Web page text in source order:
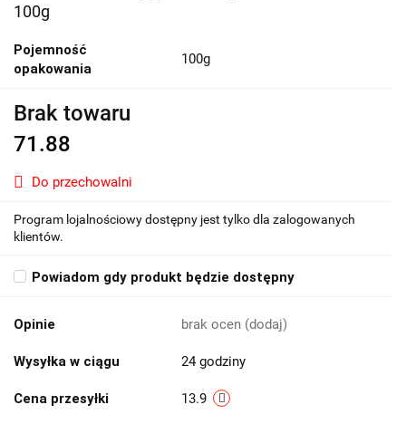
100g
Pojemność
opakowania
100g
Brak towaru
71.88
Do przechowalni
Program lojalnościowy dostępny jest tylko dla zalogowanych
klientów.
Powiadom gdy produkt będzie dostępny
Opinie brak ocen (dodaj)
Wysyłka w ciągu 24 godziny
Cena przesyłki 13.9